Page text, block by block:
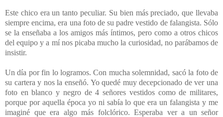
Este chico era un tanto peculiar. Su bien más preciado, que llevaba
siempre encima, era una foto de su padre vestido de falangista. Sólo
se la enseñaba a los amigos más íntimos, pero como a otros chicos
del equipo y a mí nos picaba mucho la curiosidad, no parábamos de
insistir.
Un día por fin lo logramos. Con mucha solemnidad, sacó la foto de
su cartera y nos la enseñó. Yo quedé muy decepcionado de ver una
foto en blanco y negro de 4 señores vestidos como de militares,
porque por aquella época yo ni sabía lo que era un falangista y me
imaginé que era algo más folclórico. Esperaba ver a un señor